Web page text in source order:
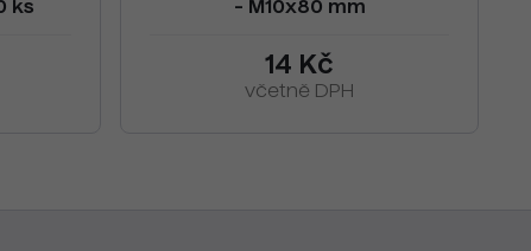
ks
- M10x80 mm
14 Kč
včetně DPH